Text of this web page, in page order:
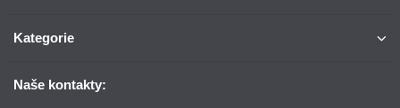
Kategorie
Naše kontakty: